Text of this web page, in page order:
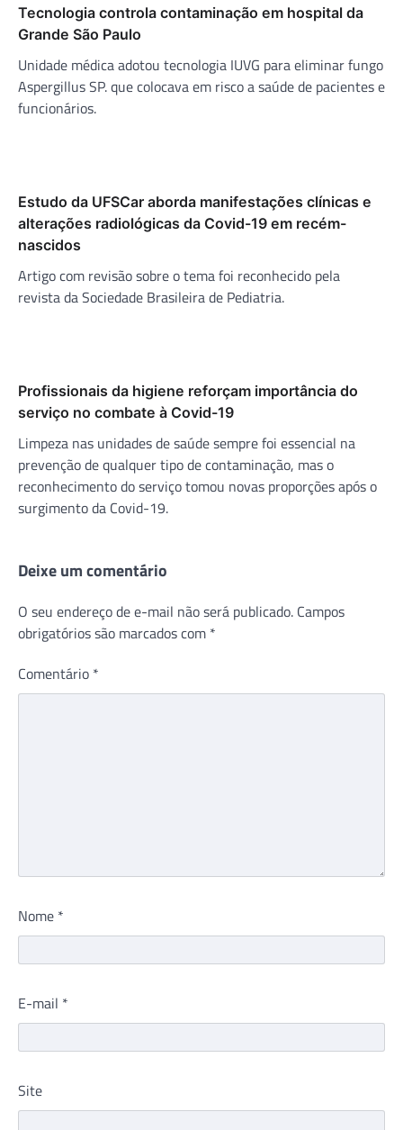
Tecnologia controla contaminação em hospital da
Grande São Paulo
Unidade médica adotou tecnologia IUVG para eliminar fungo
Aspergillus SP. que colocava em risco a saúde de pacientes e
funcionários.
Estudo da UFSCar aborda manifestações clínicas e
alterações radiológicas da Covid-19 em recém-
nascidos
Artigo com revisão sobre o tema foi reconhecido pela
revista da Sociedade Brasileira de Pediatria.
Profissionais da higiene reforçam importância do
serviço no combate à Covid-19
Limpeza nas unidades de saúde sempre foi essencial na
prevenção de qualquer tipo de contaminação, mas o
reconhecimento do serviço tomou novas proporções após o
surgimento da Covid-19.
Deixe um comentário
O seu endereço de e-mail não será publicado. Campos
obrigatórios são marcados com *
Comentário *
Nome *
E-mail *
Site